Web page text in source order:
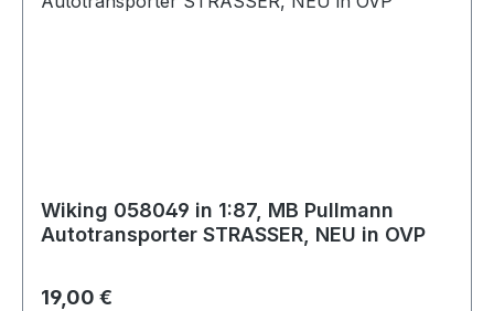
Wiking 058049 in 1:87, MB Pullmann
Autotransporter STRASSER, NEU in OVP
Regulärer Preis:
19,00 €